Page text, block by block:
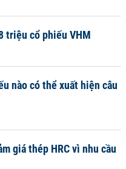
triệu cổ phiếu VHM
nào có thể xuất hiện câu
giá thép HRC vì nhu cầu